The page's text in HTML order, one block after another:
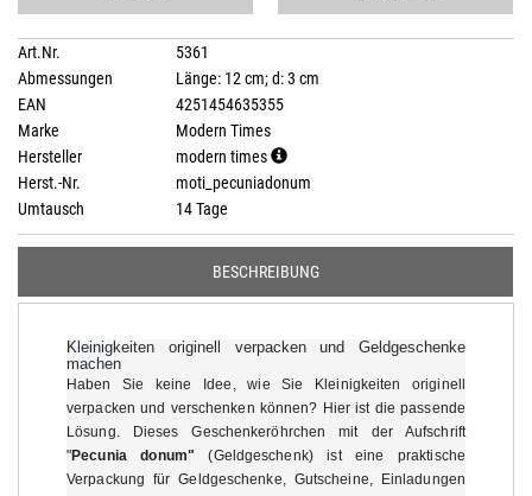
Art.Nr.
5361
Abmessungen
Länge: 12 cm; d: 3 cm
EAN
4251454635355
Marke
Modern Times
Hersteller
modern times
Herst.-Nr.
moti_pecuniadonum
Umtausch
14 Tage
BESCHREIBUNG
Kleinigkeiten originell verpacken und Geldgeschenke
machen
Haben Sie keine Idee, wie Sie Kleinigkeiten originell
verpacken und verschenken können? Hier ist die passende
Lösung. Dieses Geschenkeröhrchen mit der Aufschrift
"Pecunia donum"(Geldgeschenk)
ist eine praktische
Verpackung für Geldgeschenke, Gutscheine, Einladungen